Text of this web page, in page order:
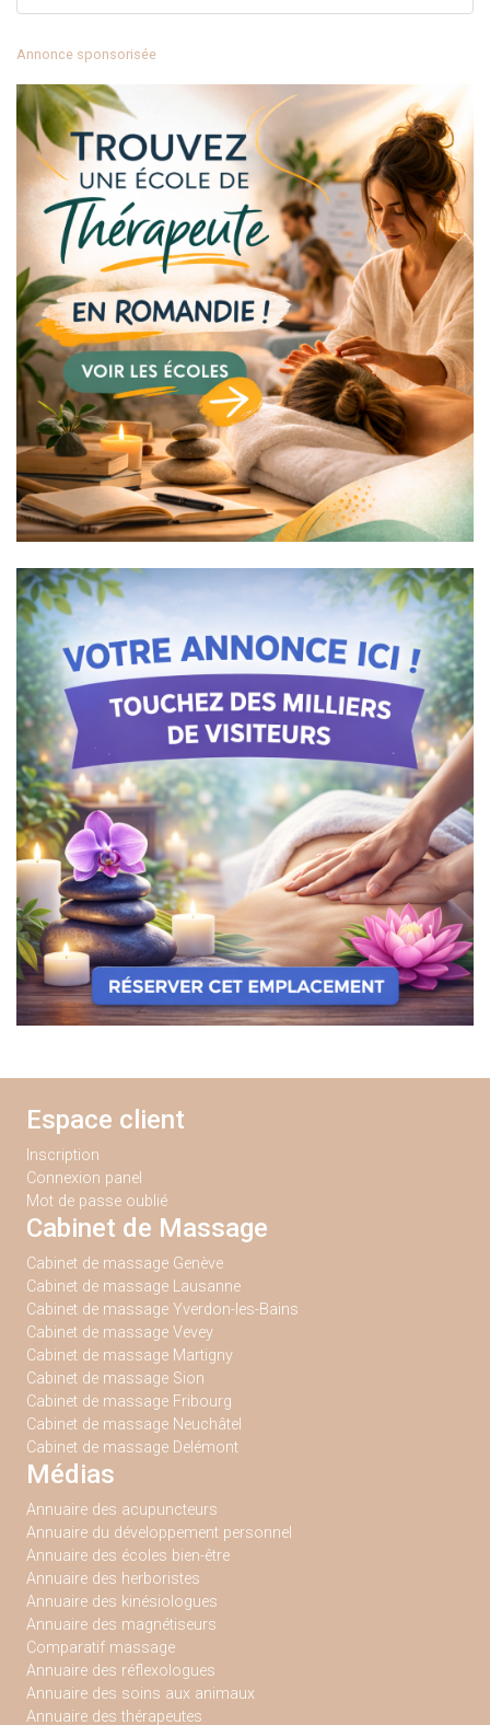
Annonce sponsorisée
Espace client
Inscription
Connexion panel
Mot de passe oublié
Cabinet de Massage
Cabinet de massage Genève
Cabinet de massage Lausanne
Cabinet de massage Yverdon-les-Bains
Cabinet de massage Vevey
Cabinet de massage Martigny
Cabinet de massage Sion
Cabinet de massage Fribourg
Cabinet de massage Neuchâtel
Cabinet de massage Delémont
Médias
Annuaire des acupuncteurs
Annuaire du développement personnel
Annuaire des écoles bien-être
Annuaire des herboristes
Annuaire des kinésiologues
Annuaire des magnétiseurs
Comparatif massage
Annuaire des réflexologues
Annuaire des soins aux animaux
Annuaire des thérapeutes